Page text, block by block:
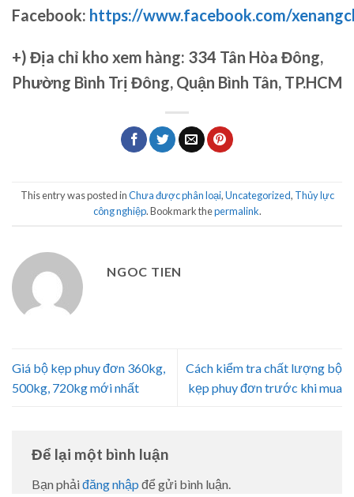
Facebook: https://www.facebook.com/
+) Địa chỉ kho xem hàng: 334 Tân Hòa Đông,
Phường Bình Trị Đông, Quận Bình Tân, TP.HCM
This entry was posted inChưa được phân loại,Uncategorized, Thủy lực
công nghiệp. Bookmark thepermalink.
NGOC TIEN
Giá bộ kẹp phuy đơn 360kg,
500kg, 720kg mới nhất
Cách kiểm tra chất lượng bộ
kẹp phuy đơn trước khi mua
Để lại một bình luận
Bạn phải đăng nhập để gửi bình luận.